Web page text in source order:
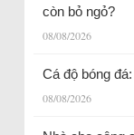
còn bỏ ngỏ?
08/08/2026
Cá độ bóng
08/08/2026